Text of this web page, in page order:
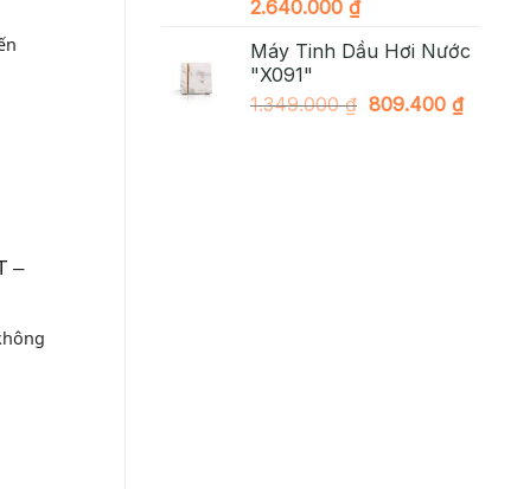
–
Giá
là:
4.400.000 ₫.
2.640.000 ₫Giá
tại
2.640.000 ₫.
Máy Tinh Dầu Hơi Nước
"X091"
1.349.000₫ Giá
809.400 ₫Giá